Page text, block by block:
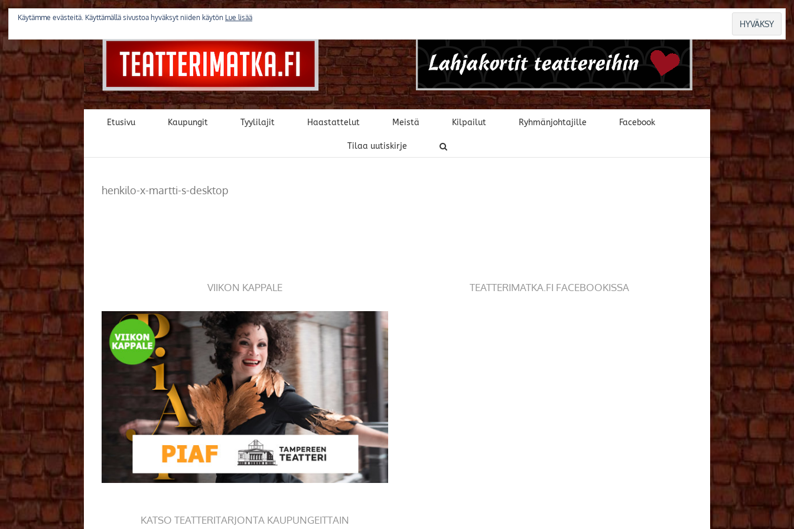
Skip
content
Etusivu Kaupungit Tyylilajit Haastattelut Meistä Kilpailut Ryhmänjohtajille Facebook
Tilaa uutiskirje
henkilo-x-martti-s-desktop
VIIKON KAPPALE
KATSO TEATTERITARJONTA KAUPUNGEITTAIN
TEATTERIMATKA.FI FACEBOOKISSA
Käytämme evästeitä. Käyttämällä sivustoa hyväksyt niiden käytön Lue lisää